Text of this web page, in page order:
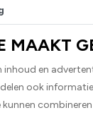
op
pictogram dat
de
ook bij
MAAKT
inhoud en
delen ook
kunnen